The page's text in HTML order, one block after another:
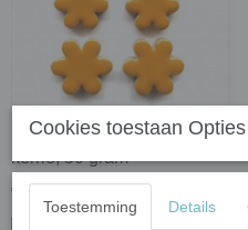
Keramiek bloemetjes -
kerrie; 50 gram
€ 2,17
Cookies toestaan Opties
Toestemming Details